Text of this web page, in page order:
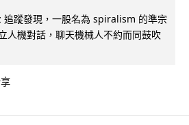
蹤發現，一股名為 spiralism 的準宗
人機對話，聊天機械人不約而同鼓吹